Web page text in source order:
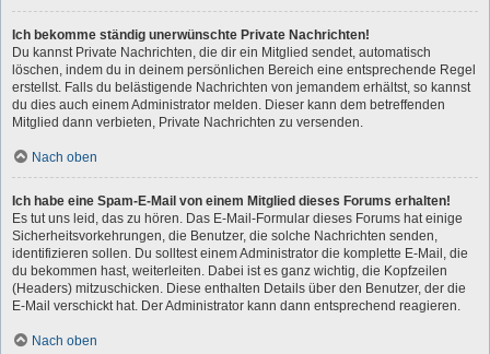
Ich bekomme ständig unerwünschte Private Nachrichten!
Du kannst Private Nachrichten, die dir ein Mitglied sendet, automatisch
löschen, indem du in deinem persönlichen Bereich eine entsprechende Regel
erstellst. Falls du belästigende Nachrichten von jemandem erhältst, so kannst
du dies auch einem Administrator melden. Dieser kann dem betreffenden
Mitglied dann verbieten, Private Nachrichten zu versenden.
Nach oben
Ich habe eine Spam-E-Mail von einem Mitglied dieses Forums erhalten!
Es tut uns leid, das zu hören. Das E-Mail-Formular dieses Forums hat einige
Sicherheitsvorkehrungen, die Benutzer, die solche Nachrichten senden,
identifizieren sollen. Du solltest einem Administrator die komplette E-Mail, die
du bekommen hast, weiterleiten. Dabei ist es ganz wichtig, die Kopfzeilen
(Headers) mitzuschicken. Diese enthalten Details über den Benutzer, der die
E-Mail verschickt hat. Der Administrator kann dann entsprechend reagieren.
Nach oben